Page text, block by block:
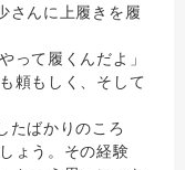
さんに上履きを履
って履くんだよ」
頼もしく、そして
たばかりのころ
ょう。その経験